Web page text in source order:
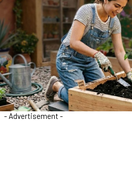
- Advertisement -